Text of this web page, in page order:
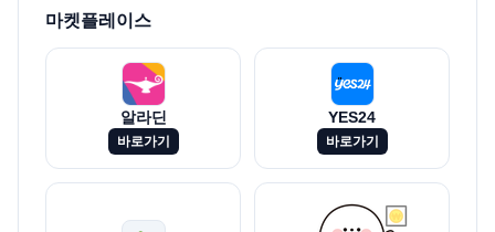
마켓플레이스
알라딘
바로가기
YES24
바로가기